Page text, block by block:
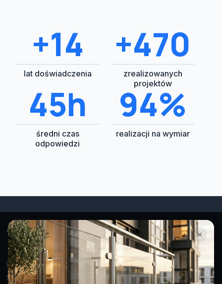
+15
lat doświadczenia
+500
zrealizowanych
projektów
48h
średni czas
odpowiedzi
100%
realizacji na wymiar
Projektujemy i montujemy nowoczesne balustrady
stalowe i szklane na terenie Śląska i Małopolski.
×